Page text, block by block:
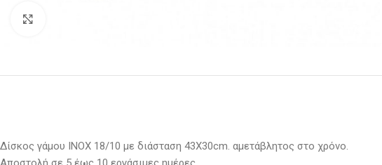
Δίσκος γάμου ΙΝΟΧ 18/10 με διάσταση 43Χ30cm. αμετάβλητος στο χρόνο.